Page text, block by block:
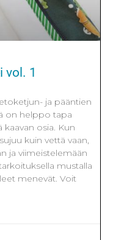
vol. 1
ja pääntien
on helppo tapa
kaavan osia. Kun
kuin vettä vaan,
ja viimeistelemään
mustalla
menevät. Voit